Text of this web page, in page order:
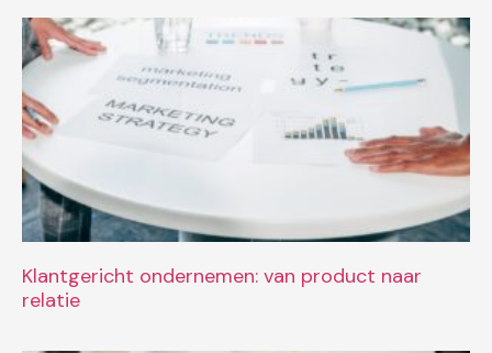
Klantgericht ondernemen: van product naar
relatie